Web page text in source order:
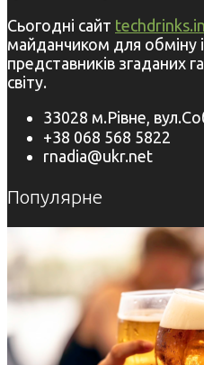
Сьогодні сайт
майданчиком для обміну
представників згаданих
світу.
33028 м.Рівне,
+38 068 568 5822
rnadia@ukr.net
Популярне